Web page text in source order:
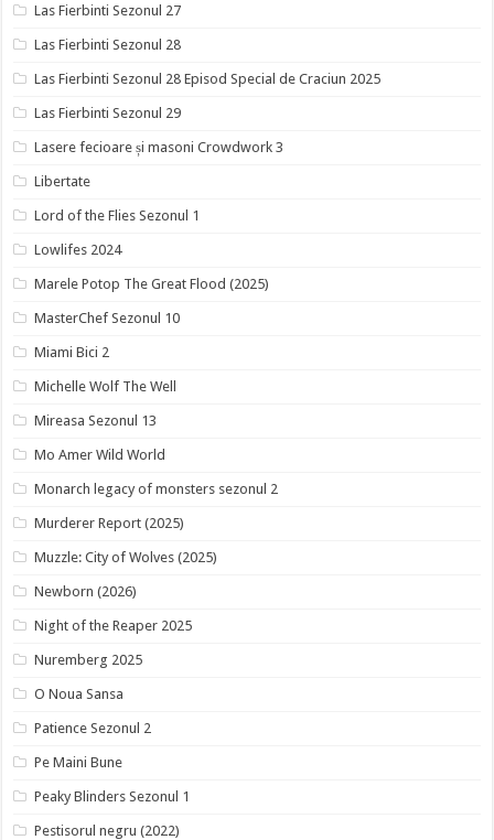
Las Fierbinti Sezonul 27
Las Fierbinti Sezonul 28
Las Fierbinti Sezonul 28 Episod Special de Craciun 2025
Las Fierbinti Sezonul 29
Lasere fecioare și masoni Crowdwork 3
Libertate
Lord of the Flies Sezonul 1
Lowlifes 2024
Marele Potop The Great Flood (2025)
MasterChef Sezonul 10
Miami Bici 2
Michelle Wolf The Well
Mireasa Sezonul 13
Mo Amer Wild World
Monarch legacy of monsters sezonul 2
Murderer Report (2025)
Muzzle: City of Wolves (2025)
Newborn (2026)
Night of the Reaper 2025
Nuremberg 2025
O Noua Sansa
Patience Sezonul 2
Pe Maini Bune
Peaky Blinders Sezonul 1
Pestisorul negru (2022)